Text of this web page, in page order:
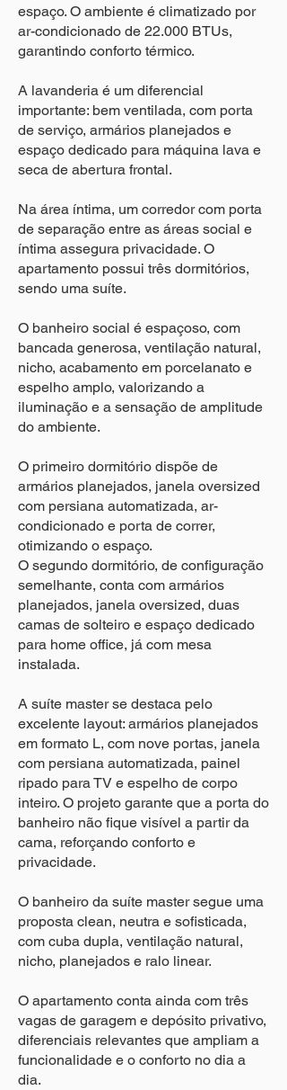
espaço. O ambiente é climatizado por
ar-condicionado de 22.000 BTUs,
garantindo conforto térmico.
A lavanderia é um diferencial
importante: bem ventilada, com porta
de serviço, armários planejados e
espaço dedicado para máquina lava e
seca de abertura frontal.
Na área íntima, um corredor com porta
de separação entre as áreas social e
íntima assegura privacidade. O
apartamento possui três dormitórios,
sendo uma suíte.
O banheiro social é espaçoso, com
bancada generosa, ventilação natural,
nicho, acabamento em porcelanato e
espelho amplo, valorizando a
iluminação e a sensação de amplitude
do ambiente.
O primeiro dormitório dispõe de
armários planejados, janela oversized
com persiana automatizada, ar-
condicionado e porta de correr,
otimizando o espaço.
O segundo dormitório, de configuração
semelhante, conta com armários
planejados, janela oversized, duas
camas de solteiro e espaço dedicado
para home office, já com mesa
instalada.
A suíte master se destaca pelo
excelente layout: armários planejados
em formato L, com nove portas, janela
com persiana automatizada, painel
ripado para TV e espelho de corpo
inteiro. O projeto garante que a porta do
banheiro não fique visível a partir da
cama, reforçando conforto e
privacidade.
O banheiro da suíte master segue uma
proposta clean, neutra e sofisticada,
com cuba dupla, ventilação natural,
nicho, planejados e ralo linear.
O apartamento conta ainda com três
vagas de garagem e depósito privativo,
diferenciais relevantes que ampliam a
funcionalidade e o conforto no dia a
dia.